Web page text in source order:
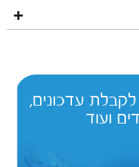
לקבלת עדכונים,
ועוד